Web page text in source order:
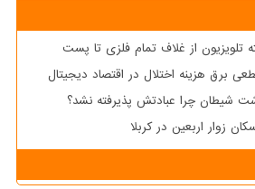
تلویزیون از غلاف تمام فلزی تا پست
برق هزینه اختلال در اقتصاد دیجیتال
شیطان چرا عبادتش پذیرفته نشد؟
زوار اربعین در کربلا